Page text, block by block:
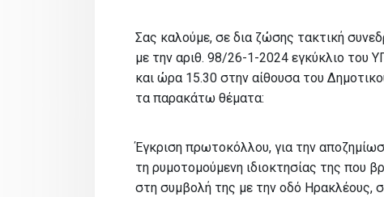
Σας καλούμε, σε δια ζώσης τακτική
με την αριθ. 98/26-1-2024 εγκύκλιο του
και ώρα 15.30 στην αίθουσα του
τα παρακάτω θέματα:
Έγκριση πρωτοκόλλου, για την
τη ρυμοτομούμενη ιδιοκτησίας της που
στη συμβολή της με την οδό Ηρακλέους,